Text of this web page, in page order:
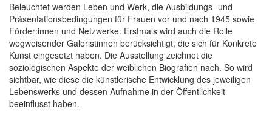
Beleuchtet werden Leben und Werk, die Ausbildungs- und
Präsentationsbedingungen für Frauen vor und nach 1945 sowie
Förder:innen und Netzwerke. Erstmals wird auch die Rolle
wegweisender Galeristinnen berücksichtigt, die sich für Konkrete
Kunst eingesetzt haben. Die Ausstellung zeichnet die
soziologischen Aspekte der weiblichen Biografien nach. So wird
sichtbar, wie diese die künstlerische Entwicklung des jeweiligen
Lebenswerks und dessen Aufnahme in der Öffentlichkeit
beeinflusst haben.